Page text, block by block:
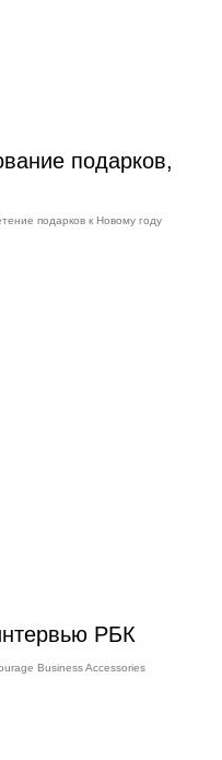
подарков,
подарков к Новому году
РБК
Business Accessories